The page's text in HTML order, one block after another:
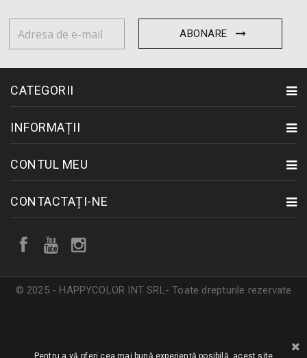
ABONARE
CATEGORII
INFORMAȚII
CONTUL MEU
CONTACTAȚI-NE
© 2025 - HAPPYCOLOR INT SRL- Toate drepturile rezervate
Pentru a vă oferi cea mai bună experiență posibilă, acest site